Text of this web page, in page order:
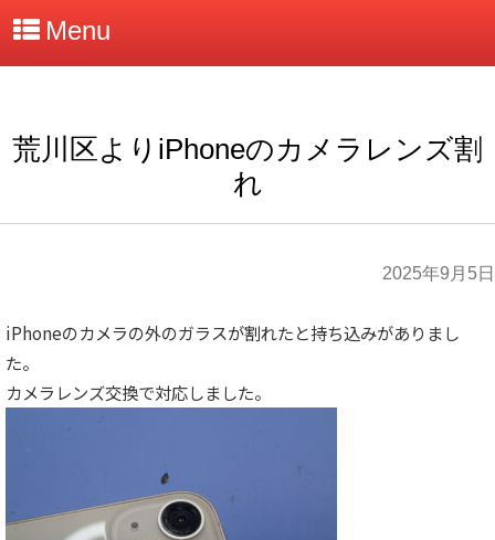
Menu
荒川区よりiPhoneのカメラレンズ割
れ
2025年9月5日
iPhoneのカメラの外のガラスが割れたと持ち込みがありまし
た。
カメラレンズ交換で対応しました。